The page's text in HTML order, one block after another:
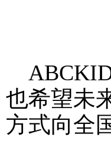
也希望未
方式向全